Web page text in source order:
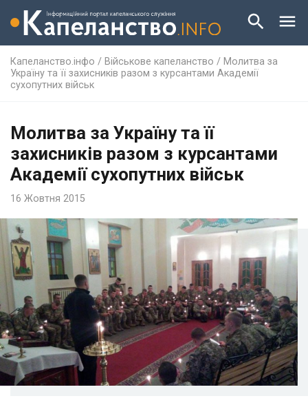
Капеланство.інфо / Військове капеланство / Молитва за
Україну та її захисників разом з курсантами Академії
сухопутних військ
Молитва за Україну та її
захисників разом з курсантами
Академії сухопутних військ
16 Жовтня 2015